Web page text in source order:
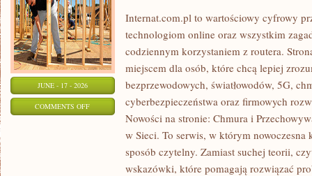
JUNE - 17 - 2026
COMMENTS OFFON
REGULACJE
Internat.com.pl to wartościowy cyfrowy
technologiom online oraz wszystkim
codziennym korzystaniem z routera.
miejscem dla osób, które chcą lepiej
bezprzewodowych, światłowodów, 5G,
cyberbezpieczeństwa oraz firmowych
Nowości na stronie: Chmura i
w Sieci. To serwis, w którym nowoczesna
sposób czytelny. Zamiast suchej teorii,
wskazówki, które pomagają rozwiązać